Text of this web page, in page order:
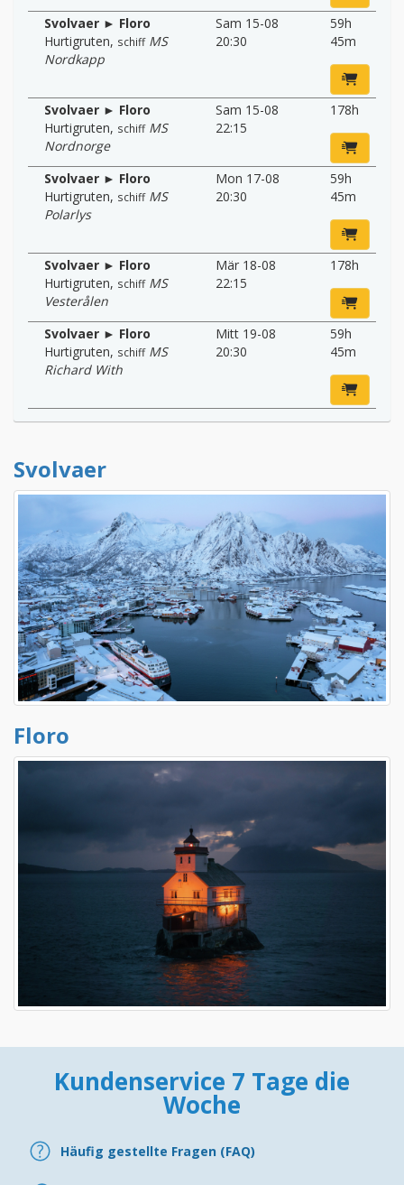
Svolvaer ► Floro
Hurtigruten, schiff MS
Nordkapp
Sam 15-08
20:30
59h
45m
Svolvaer ► Floro
Hurtigruten, schiff MS
Nordnorge
Sam 15-08
22:15
178h
Svolvaer ► Floro
Hurtigruten, schiff MS
Polarlys
Mon 17-08
20:30
59h
45m
Svolvaer ► Floro
Hurtigruten, schiff MS
Vesterålen
Mär 18-08
22:15
178h
Svolvaer ► Floro
Hurtigruten, schiff MS
Richard With
Mitt 19-08
20:30
59h
45m
Svolvaer
Floro
Kundenservice 7 Tage die
Woche
Häufig gestellte Fragen (FAQ)